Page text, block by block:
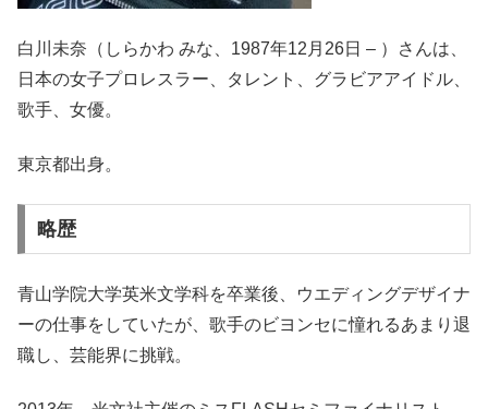
白川未奈（しらかわ みな、1987年12月26日 – ）さんは、
日本の女子プロレスラー、タレント、グラビアアイドル、
歌手、女優。
東京都出身。
略歴
青山学院大学英米文学科を卒業後、ウエディングデザイナ
ーの仕事をしていたが、歌手のビヨンセに憧れるあまり退
職し、芸能界に挑戦。